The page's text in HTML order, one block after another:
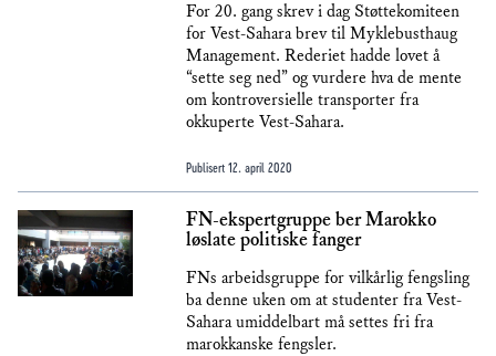
For 20. gang skrev i dag Støttekomiteen
for Vest-Sahara brev til Myklebusthaug
Management. Rederiet hadde lovet å
“sette seg ned” og vurdere hva de mente
om kontroversielle transporter fra
okkuperte Vest-Sahara.
Publisert 12. april 2020
FN-ekspertgruppe ber Marokko
løslate politiske fanger
FNs arbeidsgruppe for vilkårlig fengsling
ba denne uken om at studenter fra Vest-
Sahara umiddelbart må settes fri fra
marokkanske fengsler.